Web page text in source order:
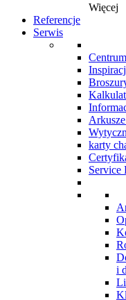
Więcej
Referencje
Serwis
karty
Service
i